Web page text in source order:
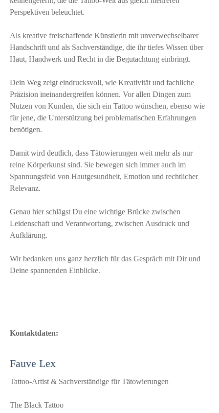
Perspektiven beleuchtet.
Als kreative freischaffende Künstlerin mit unverwechselbarer
Handschrift und als Sachverständige, die ihr tiefes Wissen über
Haut, Handwerk und Recht in die Begutachtung einbringt.
Dein Weg zeigt eindrucksvoll, wie Kreativität und fachliche
Präzision ineinandergreifen können. Vor allen Dingen zum
Nutzen von Kunden, die sich ein Tattoo wünschen, ebenso wie
für jene, die Unterstützung bei problematischen Erfahrungen
benötigen.
Damit wird deutlich, dass Tätowierungen weit mehr als nur
reine Körperkunst sind. Sie bewegen sich immer auch im
Spannungsfeld von Hautgesundheit, Emotion und rechtlicher
Relevanz.
Genau hier schlägst Du eine wichtige Brücke zwischen
Leidenschaft und Verantwortung, zwischen Ausdruck und
Aufklärung.
Wir bedanken uns ganz herzlich für das Gespräch mit Dir und
Deine spannenden Einblicke.
Kontaktdaten:
Fauve Lex
Tattoo-Artist & Sachverständige für Tätowierungen
The Black Tattoo